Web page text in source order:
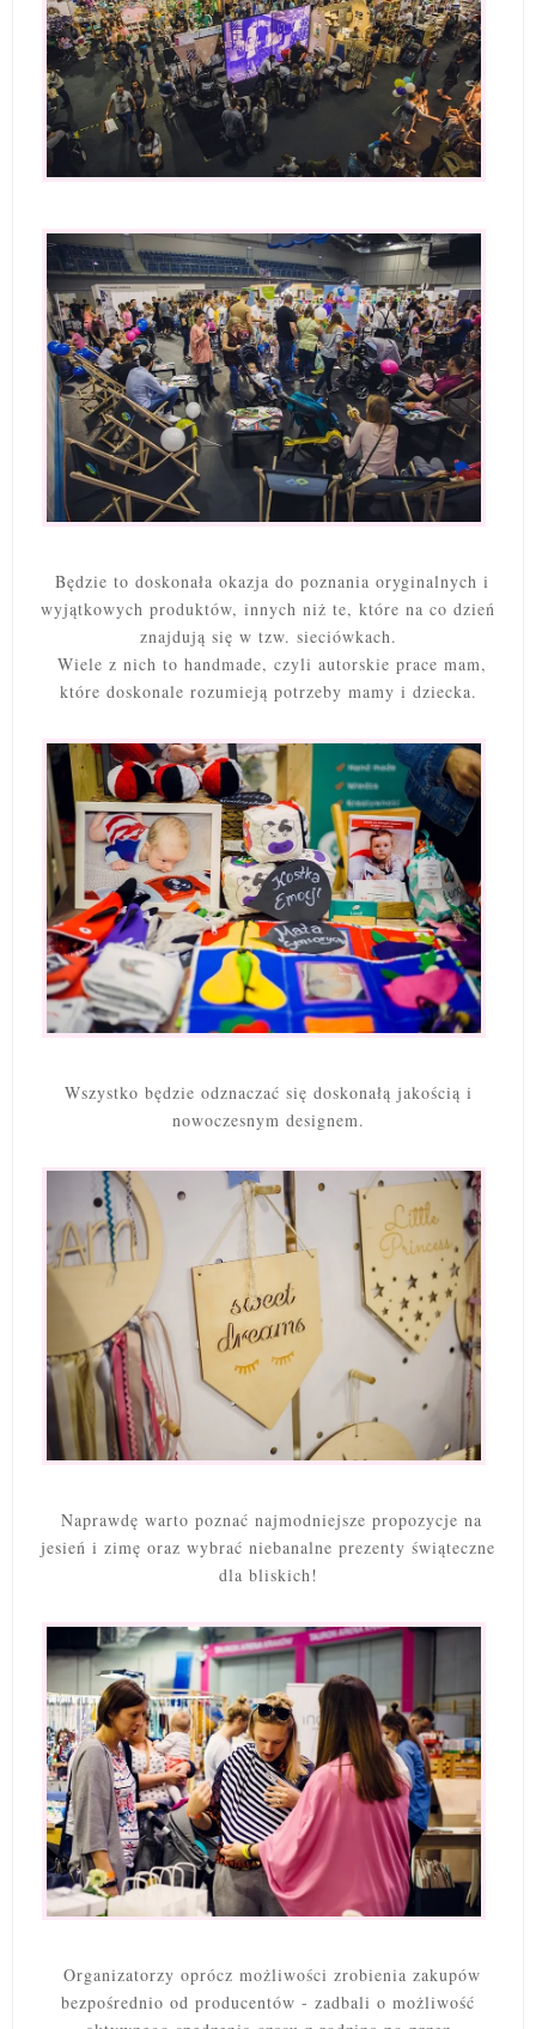
Będzie to doskonała okazja do poznania oryginalnych i
wyjątkowych produktów, innych niż te, które na co dzień
znajdują się w tzw. sieciówkach.
Wiele z nich to handmade, czyli autorskie prace mam,
które doskonale rozumieją potrzeby mamy i dziecka.
Wszystko będzie odznaczać się doskonałą jakością i
nowoczesnym designem.
Naprawdę warto poznać najmodniejsze propozycje na
jesień i zimę oraz wybrać niebanalne prezenty świąteczne
dla bliskich!
Organizatorzy oprócz możliwości zrobienia zakupów
bezpośrednio od producentów - zadbali o możliwość